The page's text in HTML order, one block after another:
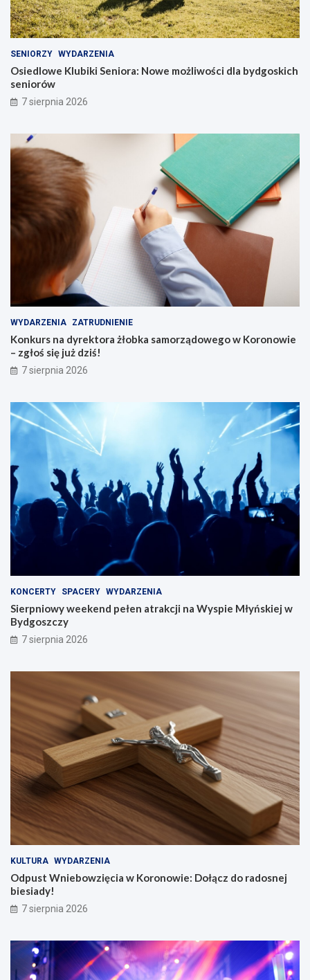
SENIORZY WYDARZENIA
Osiedlowe Klubiki Seniora: Nowe możliwości dla bydgoskich
seniorów
7 sierpnia 2026
WYDARZENIA ZATRUDNIENIE
Konkurs na dyrektora żłobka samorządowego w Koronowie
– zgłoś się już dziś!
7 sierpnia 2026
KONCERTY SPACERY WYDARZENIA
Sierpniowy weekend pełen atrakcji na Wyspie Młyńskiej w
Bydgoszczy
7 sierpnia 2026
KULTURA WYDARZENIA
Odpust Wniebowzięcia w Koronowie: Dołącz do radosnej
biesiady!
7 sierpnia 2026